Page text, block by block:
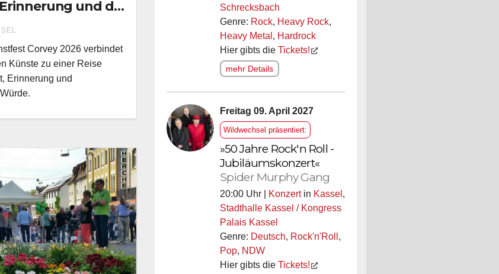
und die
Corvey 2026 verbindet
Künste zu einer Reise
Erinnerung und
Schrecksbach
Genre: Rock, Heavy Rock,
Heavy Metal , Hardrock
Hier gibts die Tickets!
mehr Details
Freitag 09. April 2027
Wildwechsel präsentiert:
»50 Jahre Rock'n Roll -
Jubiläumskonzert«
Spider Murphy Gang
20:00 Uhr | Konzertin Kassel ,
Stadthalle Kassel / Kongress
Palais Kassel
Genre: Deutsch, Rock'n'Roll ,
Pop, NDW
Hier gibts die Tickets!